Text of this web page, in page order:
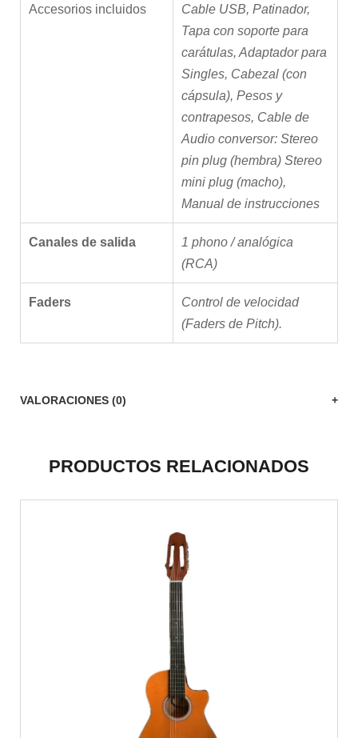
Accesorios incluidos
Cable USB, Patinador,
Tapa con soporte para
carátulas, Adaptador para
Singles, Cabezal (con
cápsula), Pesos y
contrapesos, Cable de
Audio conversor: Stereo
pin plug (hembra) Stereo
mini plug (macho),
Manual de instrucciones
Canales de salida
1 phono / analógica
(RCA)
Faders
Control de velocidad
(Faders de Pitch).
VALORACIONES (0)
PRODUCTOS RELACIONADOS